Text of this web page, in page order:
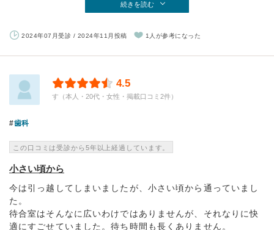
続きを読む
2024年07月受診 / 2024年11月投稿 1人が参考になった
4.5
す（本人・20代・女性・掲載口コミ2件）
歯科
この口コミは受診から5年以上経過しています。
小さい頃から
今は引っ越してしまいましたが、小さい頃から通っていまし
た。
待合室はそんなに広いわけではありませんが、それなりに快
適にすごせていました。待ち時間も長くありません。